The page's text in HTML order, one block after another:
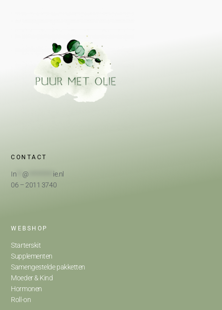
CONTACT
In @
ie.nl
06 – 2011 3740
WEBSHOP
Starterskit
Supplementen
Samengestelde pakketten
Moeder & Kind
Hormonen
Roll-on